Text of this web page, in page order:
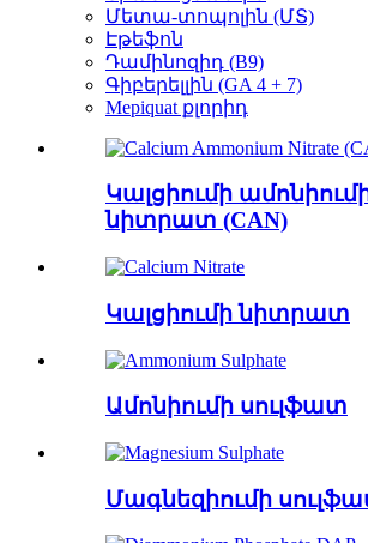
Մետա-տոպոլին (ՄՏ)
Էթեֆոն
Դամինոզիդ (B9)
Գիբերելլին (GA 4 + 7)
Mepiquat քլորիդ
Կալցիումի
նիտրատ (CAN)
Կալցիումի նիտրատ
Ամոնիումի սուլֆատ
Մագնեզիումի